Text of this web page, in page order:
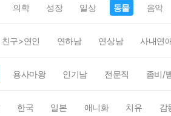
의학 성장 일상 동물 음악
친구>연인 연하남 연상남 사내연
용사마왕 인기남 전문직 좀비/
한국 일본 애니화 치유 감